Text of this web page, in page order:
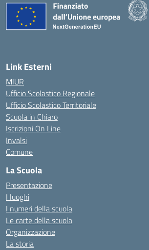
Link Esterni
MIUR
Ufficio Scolastico Regionale
Ufficio Scolastico Territoriale
Scuola in Chiaro
Iscrizioni On Line
Invalsi
Comune
La Scuola
Presentazione
I luoghi
I numeri della scuola
Le carte della scuola
Organizzazione
La storia